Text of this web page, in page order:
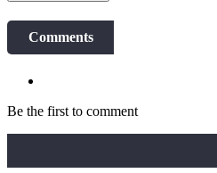
Comments
Be the first to comment